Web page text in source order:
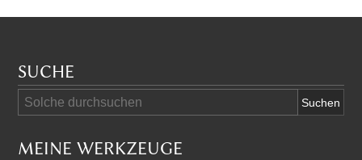
SUCHE
MEINE WERKZEUGE